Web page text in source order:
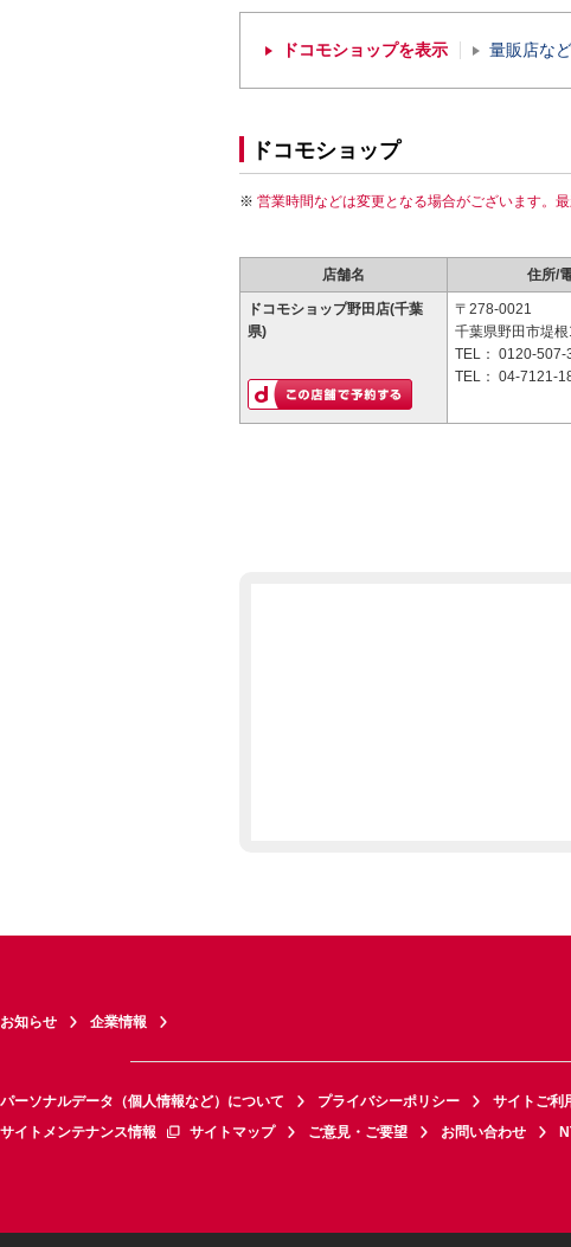
ドコモショップを表示 量販店な
ドコモショップ
営業時間などは変更となる場合がございます。
店舗名 住所/
ドコモショップ野田店(千葉
県)
〒278-0021
千葉県野田市堤
TEL： 0120-507-
TEL： 04-7121-
お知らせ 企業情報
パーソナルデータ（個人情報など）について プライバシーポリシー サイトご利
サイトメンテナンス情報
サイトマップ ご意見・ご要望 お問い合わせ